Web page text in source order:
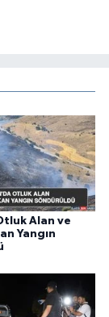
Alan ve
Yangın